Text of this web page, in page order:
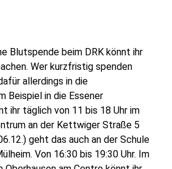
Blutspende beim DRK könnt ihr
Wer kurzfristig spenden
allerdings in die
Beispiel in die Essener
ihr täglich von 11 bis 18 Uhr im
an der Kettwiger Straße 5
geht das auch an der Schule
Von 16:30 bis 19:30 Uhr. Im